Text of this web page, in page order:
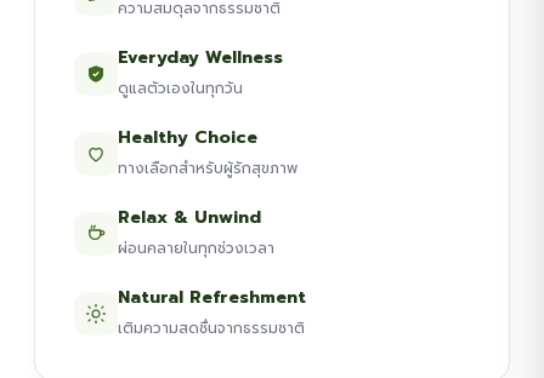
ความสมดุลจากธรรมชาติ
Everyday Wellness
ดูแลตัวเองในทุกวัน
Healthy Choice
ทางเลือกสำหรับผู้รักสุขภาพ
Relax & Unwind
ผ่อนคลายในทุกช่วงเวลา
Natural Refreshment
เติมความสดชื่นจากธรรมชาติ